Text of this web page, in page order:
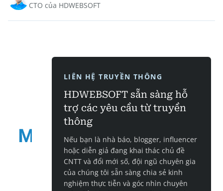
CTO của HDWEBSOFT
LIÊN HỆ TRUYỀN THÔNG
HDWEBSOFT sẵn sàng hỗ
trợ các yêu cầu từ truyền
thông
Nếu bạn là nhà báo, blogger, influencer
hoặc diễn giả đang khai thác chủ đề
CNTT và đổi mới số, đội ngũ chuyên gia
của chúng tôi sẵn sàng chia sẻ kinh
nghiệm thực tiễn và góc nhìn chuyên